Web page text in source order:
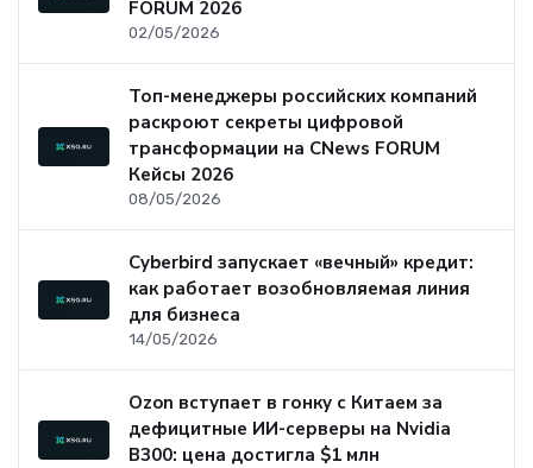
FORUM 2026
02/05/2026
Топ-менеджеры российских компаний
раскроют секреты цифровой
трансформации на CNews FORUM
Кейсы 2026
08/05/2026
Cyberbird запускает «вечный» кредит:
как работает возобновляемая линия
для бизнеса
14/05/2026
Ozon вступает в гонку с Китаем за
дефицитные ИИ-серверы на Nvidia
B300: цена достигла $1 млн